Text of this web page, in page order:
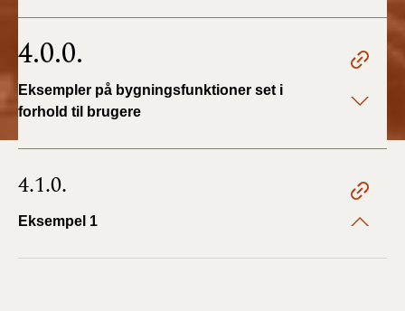
BR18 (1/7-31/12
BR18 (1/1-30/6
4.0.0.
Eksempler på bygningsfunktioner set i
forhold til brugere
4.1.0.
Eksempel 1